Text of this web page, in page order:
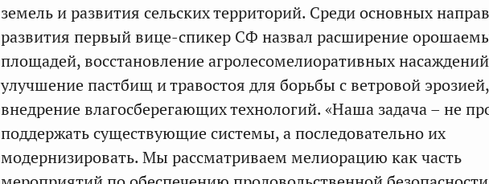
земель и развития сельских территорий. Среди основных
развития первый вице-спикер СФ назвал расширение
площадей, восстановление агролесомелиоративных
улучшение пастбищ и травостоя для борьбы с ветровой
внедрение влагосберегающих технологий. «Наша задача – не
поддержать существующие системы, а последовательно их
модернизировать. Мы рассматриваем мелиорацию как часть